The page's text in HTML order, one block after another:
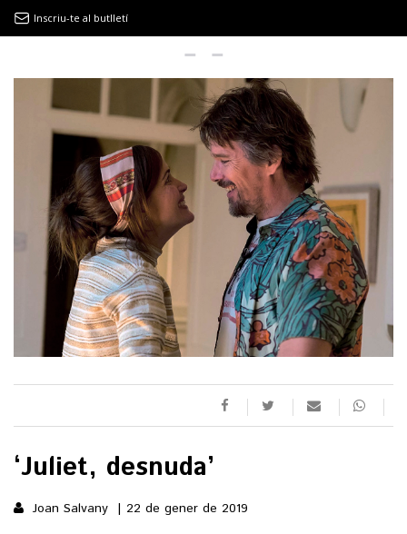
9MAGAZÍN
EL CLÀSSIC | ALBERT PLA
“LA VIDA ÉS COM LA MAR: SEMPRE BUSCA L’EQUILIBRI”
NOVETATS DISCOGRÀFIQUES
EL CLÀSSIC | ELS 3 TAMBORS
TEMÀTIQUES
ACTUALITAT
Inscriu-te al butlletí
‘Juliet, desnuda’
Joan Salvany 22 de gener de 2019